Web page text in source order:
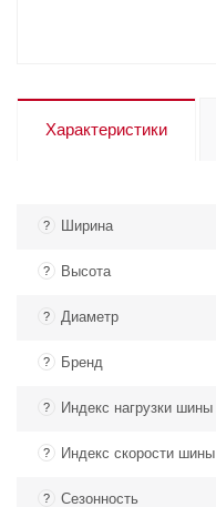
Характеристики
? Ширина
? Высота
? Диаметр
? Бренд
? Индекс нагрузки шины
? Индекс скорости шины
? Сезонность